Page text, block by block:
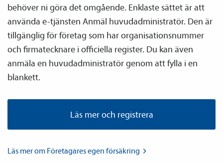
behöver ni göra det omgående. Enklaste sättet är att
använda e-tjänsten Anmäl huvud­­administratör. Den är
tillgänglig för företag som har organisationsnummer
och firmatecknare i officiella register. Du kan även
anmäla en huvud­­administratör genom att fylla i en
blankett.
Läs mer och registrera
Läs mer om Företagares egen försäkring